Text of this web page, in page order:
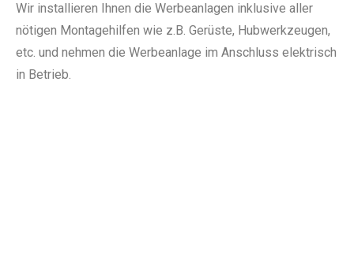
Wir installieren Ihnen die Werbeanlagen inklusive aller
nötigen Montagehilfen wie z.B. Gerüste, Hubwerkzeugen,
etc. und nehmen die Werbeanlage im Anschluss elektrisch
in Betrieb.